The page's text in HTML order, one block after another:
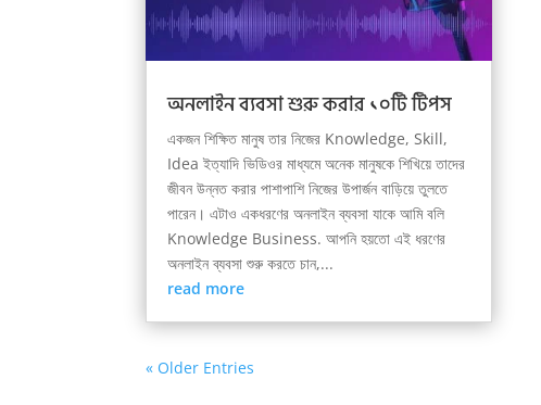
অনলাইন ব্যবসা শুরু করার ১০টি টিপস
একজন শিক্ষিত মানুষ তার নিজের Knowledge, Skill,
Idea ইত্যাদি ভিডিওর মাধ্যমে অনেক মানুষকে শিখিয়ে তাদের
জীবন উন্নত করার পাশাপাশি নিজের উপার্জন বাড়িয়ে তুলতে
পারেন। এটাও একধরণের অনলাইন ব্যবসা যাকে আমি বলি
Knowledge Business. আপনি হয়তো এই ধরণের
অনলাইন ব্যবসা শুরু করতে চান,...
read more
« Older Entries